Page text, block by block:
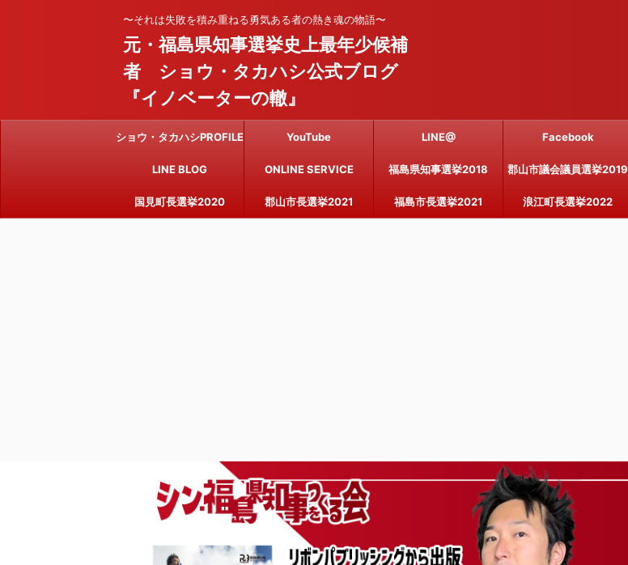
〜それは失敗を積み重ねる勇気ある者の熱き魂の物語〜
元・福島県知事選挙史上最年少候補
者 ショウ・タカハシ公式ブログ
『イノベーターの轍』
ショウ・タカハシPROFILE YouTube LINE@ Facebook
LINE BLOG ONLINE SERVICE 福島県知事選挙2018 郡山市議会議員選挙2019
国見町長選挙2020 郡山市長選挙2021 福島市長選挙2021 浪江町長選挙2022